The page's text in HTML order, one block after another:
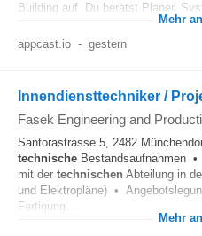
Building auf. Du berätst Planer,
Mehr
appcast.io - gestern
Innendiensttechniker /
Fasek Engineering and
Santorastrasse 5, 2482
technische Bestandsaufnahmen
mit der technischen Abteilung in
und Elektropläne) •
Fertigung...
Mehr